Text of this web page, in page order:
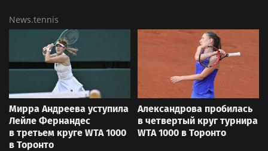
News.tennis
Мирра Андреева уступила
Лейле Фернандес
в третьем круге WTA 1000
в Торонто
Александрова пробилась
в четвертый круг турнира
WTA 1000 в Торонто